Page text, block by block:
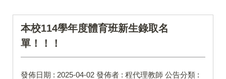
本校114學年度體育班新生錄取名
單！！！
發佈日期 : 2025-04-02 發佈者 : 程代理教師 公告分類 :